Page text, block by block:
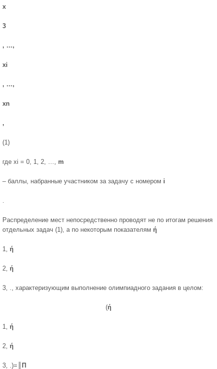
x
3
, …,
xi
, …,
xn
,
(1)
где xi = 0, 1, 2, …, m
– баллы, набранные участником за задачу с номером i
.
Распределение мест непосредственно проводят не по итогам решения
от­дельных задач (1), а по некоторым показателям ή
1, ή
2, ή
3, ., характеризу­ющим выполнение олимпиадного задания в целом:
(ή
1, ή
2, ή
3, .)=║ П